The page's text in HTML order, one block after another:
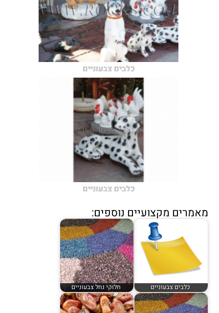
כלבים צבעוניים
כלבים צבעוניים
מאמרים מקצועיים נוספים:
כלבים צבעוניים חלוקי נחל צבעוניים